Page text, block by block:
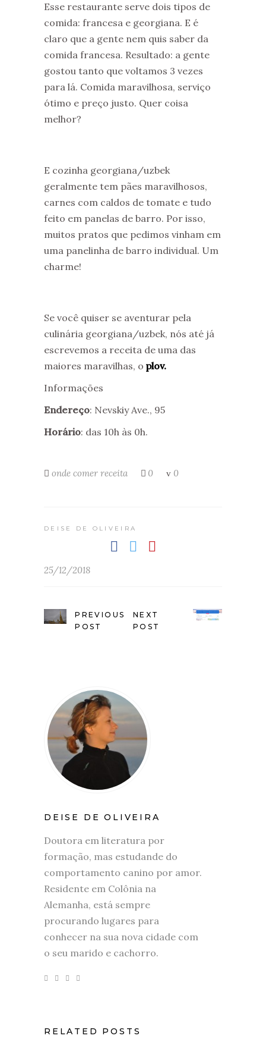
Esse restaurante serve dois tipos de
comida: francesa e georgiana. E é
claro que a gente nem quis saber da
comida francesa. Resultado: a gente
gostou tanto que voltamos 3 vezes
para lá. Comida maravilhosa, serviço
ótimo e preço justo. Quer coisa
melhor?
E cozinha georgiana/uzbek
geralmente tem pães maravilhosos,
carnes com caldos de tomate e tudo
feito em panelas de barro. Por isso,
muitos pratos que pedimos vinham em
uma panelinha de barro individual. Um
charme!
Se você quiser se aventurar pela
culinária georgiana/uzbek, nós até já
escrevemos a receita de uma das
maiores maravilhas, o plov.
Informações
Endereço: Nevskiy Ave., 95
Horário: das 10h às 0h.
onde comer receita 0 0
DEISE DE OLIVEIRA
25/12/2018
PREVIOUS
POST
NEXT
POST
DEISE DE OLIVEIRA
Doutora em literatura por
formação, mas estudande do
comportamento canino por amor.
Residente em Colônia na
Alemanha, está sempre
procurando lugares para
conhecer na sua nova cidade com
o seu marido e cachorro.
RELATED POSTS